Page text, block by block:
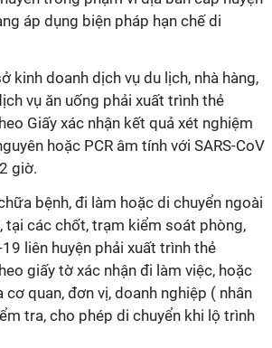
áp dụng biện pháp hạn chế di
kinh doanh dịch vụ du lịch, nhà hàng,
vụ ăn uống phải xuất trình thẻ
Giấy xác nhận kết quả xét nghiệm
hoặc PCR âm tính với SARS-CoV
giờ.
bệnh, đi làm hoặc di chuyển ngoài
tại các chốt, trạm kiểm soát phòng,
liên huyện phải xuất trình thẻ
giấy tờ xác nhận đi làm việc, hoặc
cơ quan, đơn vị, doanh nghiệp ( nhân
tra, cho phép di chuyển khi lộ trình